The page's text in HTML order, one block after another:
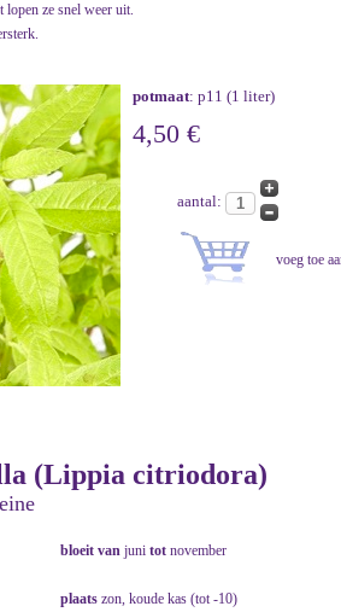
ze snel weer uit.
potmaat: p11 (1 liter)
4,50 €
aantal:
(Lippia citriodora)
bloeit van juni tot november
plaats zon, koude kas (tot -10)